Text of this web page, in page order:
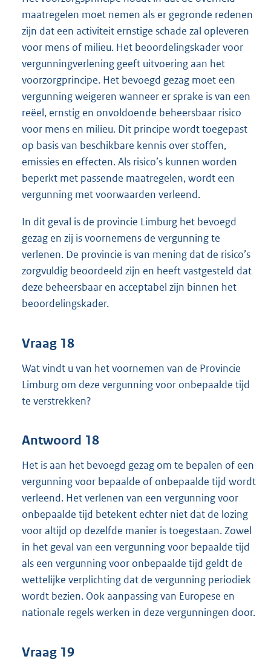
maatregelen moet nemen als er gegronde redenen
zijn dat een activiteit ernstige schade zal opleveren
voor mens of milieu. Het beoordelingskader voor
vergunningverlening geeft uitvoering aan het
voorzorgprincipe. Het bevoegd gezag moet een
vergunning weigeren wanneer er sprake is van een
reëel, ernstig en onvoldoende beheersbaar risico
voor mens en milieu. Dit principe wordt toegepast
op basis van beschikbare kennis over stoffen,
emissies en effecten. Als risico’s kunnen worden
beperkt met passende maatregelen, wordt een
vergunning met voorwaarden verleend.
In dit geval is de provincie Limburg het bevoegd
gezag en zij is voornemens de vergunning te
verlenen. De provincie is van mening dat de risico’s
zorgvuldig beoordeeld zijn en heeft vastgesteld dat
deze beheersbaar en acceptabel zijn binnen het
beoordelingskader.
Vraag 18
Wat vindt u van het voornemen van de Provincie
Limburg om deze vergunning voor onbepaalde tijd
te verstrekken?
Antwoord 18
Het is aan het bevoegd gezag om te bepalen of een
vergunning voor bepaalde of onbepaalde tijd wordt
verleend. Het verlenen van een vergunning voor
onbepaalde tijd betekent echter niet dat de lozing
voor altijd op dezelfde manier is toegestaan. Zowel
in het geval van een vergunning voor bepaalde tijd
als een vergunning voor onbepaalde tijd geldt de
wettelijke verplichting dat de vergunning periodiek
wordt bezien. Ook aanpassing van Europese en
nationale regels werken in deze vergunningen door.
Vraag 19